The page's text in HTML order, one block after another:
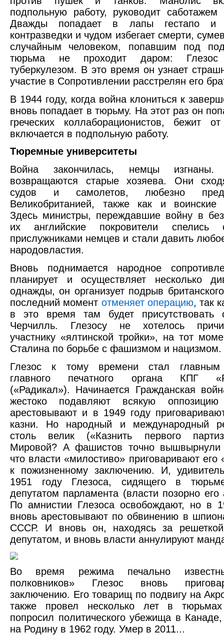
подпольную работу, руководит саботажем
Дважды попадает в лапы гестапо и
контразведки и чудом избегает смерти,
случайным человеком, попавшим под
тюрьма не проходит даром: Глезос
туберкулезом. В это время он узнает
участие в Сопротивлении расстрелян его
В 1944 году, когда война клониться к
вновь попадает в тюрьму. На этот раз он
греческих коллаборационистов, бежит
включается в подпольную работу.
Тюремные университеты
Война закончилась, немцы
возвращаются старые хозяева. Они
судов и самолетов, любезно
Великобританией, также как и воинские
Здесь министры, переждавшие войну в
их английские покровители
прислужниками немцев и стали давить
народовластия.
Вновь поднимается народное
планирует и осуществляет несколько
однажды, он организует подрыв
последний момент отменяет операцию, так
в это время там будет присутствовать
Черчилль. Глезосу не хотелось
участнику «ялтинской тройки», на тот
Сталина по борьбе с фашизмом и нацизмом.
Глезос к тому времени стал главным
главного печатного органа КПГ
(«Радикал»). Начинается Гражданская
жестоко подавляют всякую
арестовывают и в 1949 году
казни. Но народный и международный
столь велик («Казнить первого
Мировой? А фашистов точно
что власти «милостиво» приговаривают его
к пожизненному заключению. И,
1951 году Глезоса, сидящего в
депутатом парламента (власти позорно его
По амнистии Глезоса освобождают, но в
вновь арестовывают по обвинению в
СССР. И вновь он, находясь за
депутатом, и вновь власти аннулируют
Во время режима печально
полковников» Глезос вновь
заключению. Его товарищ по подвигу на
также провел несколько лет в
попросил политического убежища в
на Родину в 1962 году. Умер в 2011...